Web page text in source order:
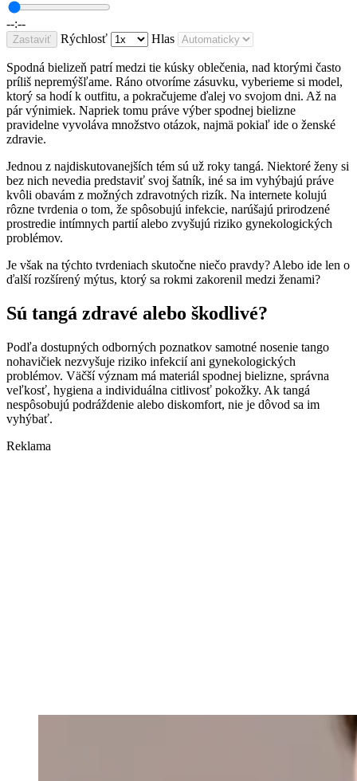
--:--
Zastaviť Rýchlosť Hlas
Spodná bielizeň patrí medzi tie kúsky oblečenia, nad ktorými často
príliš nepremýšľame. Ráno otvoríme zásuvku, vyberieme si model,
ktorý sa hodí k outfitu, a pokračujeme ďalej vo svojom dni. Až na
pár výnimiek. Napriek tomu práve výber spodnej bielizne
pravidelne vyvoláva množstvo otázok, najmä pokiaľ ide o ženské
zdravie.
Jednou z najdiskutovanejších tém sú už roky tangá. Niektoré ženy si
bez nich nevedia predstaviť svoj šatník, iné sa im vyhýbajú práve
kvôli obavám z možných zdravotných rizík. Na internete kolujú
rôzne tvrdenia o tom, že spôsobujú infekcie, narúšajú prirodzené
prostredie intímnych partií alebo zvyšujú riziko gynekologických
problémov.
Je však na týchto tvrdeniach skutočne niečo pravdy? Alebo ide len o
ďalší rozšírený mýtus, ktorý sa rokmi zakorenil medzi ženami?
Sú tangá zdravé alebo škodlivé?
Podľa dostupných odborných poznatkov samotné nosenie tango
nohavičiek nezvyšuje riziko infekcií ani gynekologických
problémov. Väčší význam má materiál spodnej bielizne, správna
veľkosť, hygiena a individuálna citlivosť pokožky. Ak tangá
nespôsobujú podráždenie alebo diskomfort, nie je dôvod sa im
vyhýbať.
Reklama